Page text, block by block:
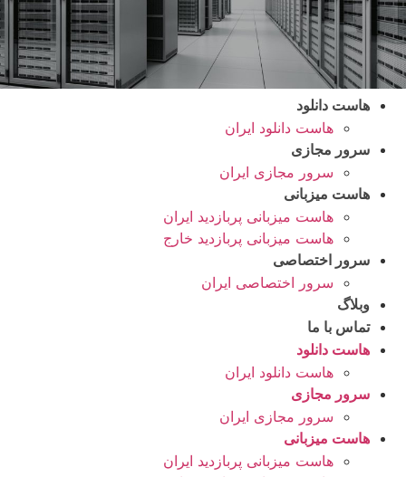
هاست دانلود
هاست دانلود ایران
سرور مجازی
سرور مجازی ایران
هاست میزبانی
هاست میزبانی پربازدید ایران
هاست میزبانی پربازدید خارج
سرور اختصاصی
سرور اختصاصی ایران
وبلاگ
تماس با ما
هاست دانلود
هاست دانلود ایران
سرور مجازی
سرور مجازی ایران
هاست میزبانی
هاست میزبانی پربازدید ایران